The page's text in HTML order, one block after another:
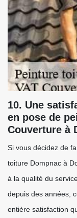
10. Une
en pose de
Couverture à
Si vous décidez de
toiture Dompnac à
à la qualité du
depuis des années,
entière satisfaction